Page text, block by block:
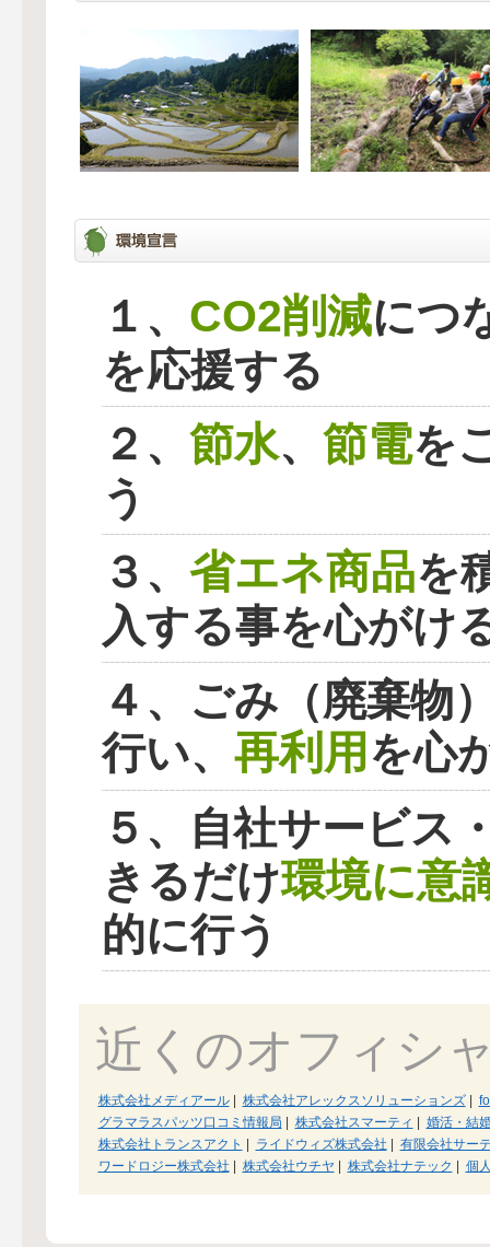
１、 CO2削減につ
を応援する
２、 節水、 節電を
う
３、 省エネ商品を
入する事を心がけ
４、ごみ（廃棄物
行い、 再利用を心
５、自社サービス
きるだけ環境に意
的に行う
近くのオフィシ
株式会社メディアール| 株式会社アレックスソリューションズ|
グラマラスパッツ口コミ情報局
株式会社スマーティ
婚活・結
株式会社トランスアクト
ライドウィズ株式会社
有限会社サー
ワードロジー株式会社
株式会社ウチヤ 株式会社ナテック 個